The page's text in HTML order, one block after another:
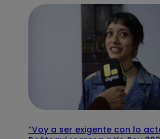
“Voy a ser exigente con lo